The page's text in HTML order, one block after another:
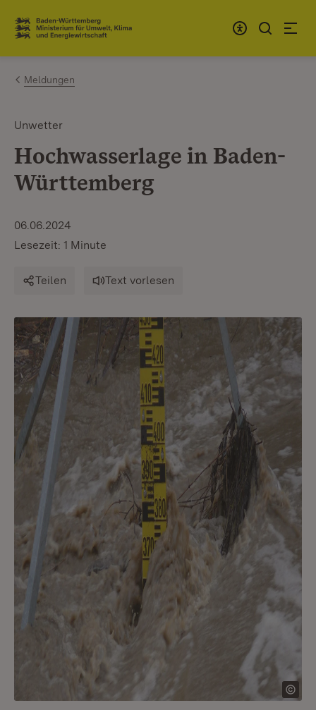
Zum Inhalt springen
Link zur Startseite
Meldungen
Unwetter
Hochwasserlage in Baden-
Württemberg
06.06.2024
Lesezeit: 1 Minute
Teilen Text vorlesen